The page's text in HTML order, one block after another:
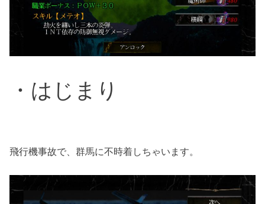
・はじまり
飛行機事故で、群馬に不時着しちゃいます。